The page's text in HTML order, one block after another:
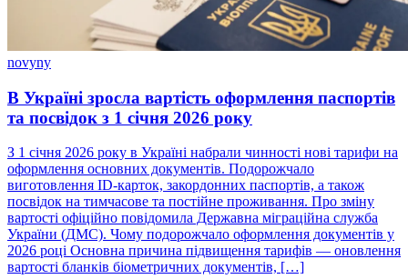
novyny
В Україні зросла вартість оформлення паспортів
та посвідок з 1 січня 2026 року
З 1 січня 2026 року в Україні набрали чинності нові тарифи на
оформлення основних документів. Подорожчало
виготовлення ID-карток, закордонних паспортів, а також
посвідок на тимчасове та постійне проживання. Про зміну
вартості офіційно повідомила Державна міграційна служба
України (ДМС). Чому подорожчало оформлення документів у
2026 році Основна причина підвищення тарифів — оновлення
вартості бланків біометричних документів, […]